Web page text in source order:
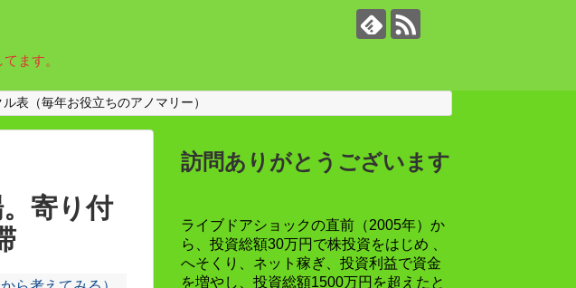
ます。
表（毎年お役立ちのアノマリー）
寄り付
訪問ありがとうございます
ライブドアショックの直前（2005年）か
ら、投資総額30万円で株投資をはじめ 、
へそくり、ネット稼ぎ、投資利益で資金
を増やし、投資総額1500万円を超えたと